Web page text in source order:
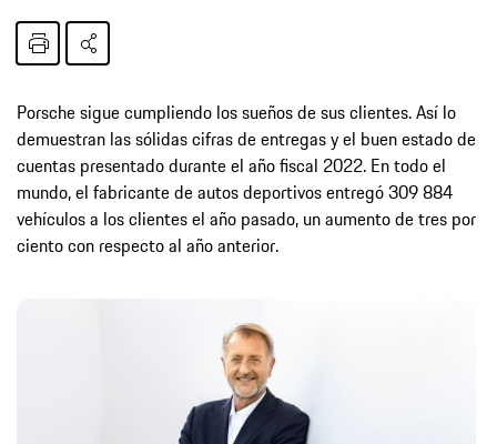
Porsche sigue cumpliendo los sueños de sus clientes. Así lo
demuestran las sólidas cifras de entregas y el buen estado de
cuentas presentado durante el año fiscal 2022. En todo el
mundo, el fabricante de autos deportivos entregó 309 884
vehículos a los clientes el año pasado, un aumento de tres por
ciento con respecto al año anterior.